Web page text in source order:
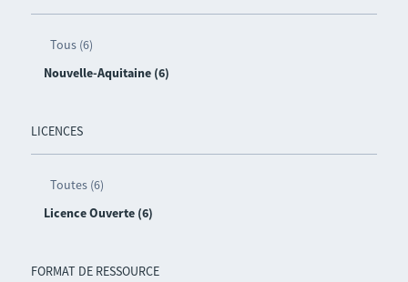
Tous (6)
Nouvelle-Aquitaine (6)
LICENCES
Toutes (6)
Licence Ouverte (6)
FORMAT DE RESSOURCE